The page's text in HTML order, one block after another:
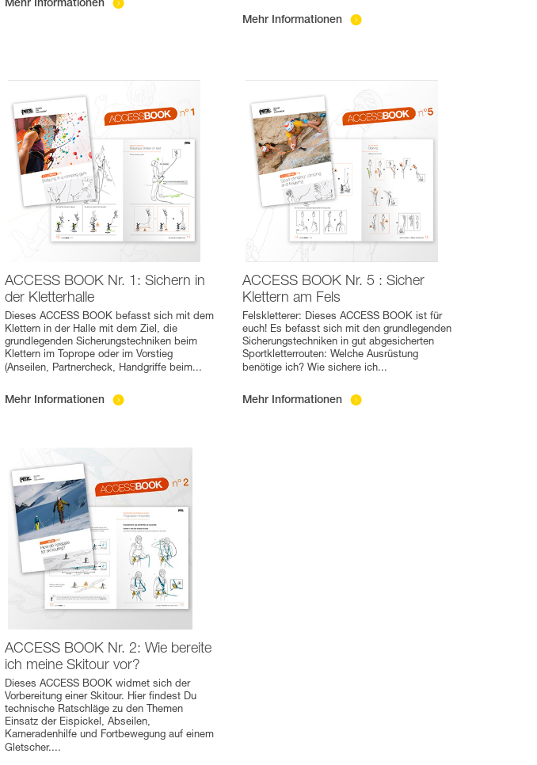
Mehr Informationen
Mehr Informationen
ACCESS BOOK Nr. 1: Sichern in
der Kletterhalle
Dieses ACCESS BOOK befasst sich mit dem
Klettern in der Halle mit dem Ziel, die
grundlegenden Sicherungstechniken beim
Klettern im Toprope oder im Vorstieg
(Anseilen, Partnercheck, Handgriffe beim...
Mehr Informationen
ACCESS BOOK Nr. 5 : Sicher
Klettern am Fels
Felskletterer: Dieses ACCESS BOOK ist für
euch! Es befasst sich mit den grundlegenden
Sicherungstechniken in gut abgesicherten
Sportkletterrouten: Welche Ausrüstung
benötige ich? Wie sichere ich...
Mehr Informationen
ACCESS BOOK Nr. 2: Wie bereite
ich meine Skitour vor?
Dieses ACCESS BOOK widmet sich der
Vorbereitung einer Skitour. Hier findest Du
technische Ratschläge zu den Themen
Einsatz der Eispickel, Abseilen,
Kameradenhilfe und Fortbewegung auf einem
Gletscher....